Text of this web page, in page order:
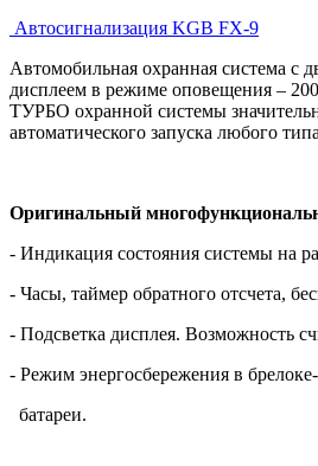
Автосигнализация KGB FX-9
Автомобильная охранная система с
дисплеем в режиме оповещения –
ТУРБО охранной системы
автоматического запуска любого
Оригинальный
- Индикация состояния системы на
- Часы, таймер обратного отсчета,
- Подсветка дисплея. Возможность
- Режим энергосбережения в
батареи.